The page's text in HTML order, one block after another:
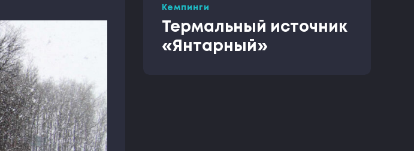
Кемпинги
Термальный источник
«Янтарный»